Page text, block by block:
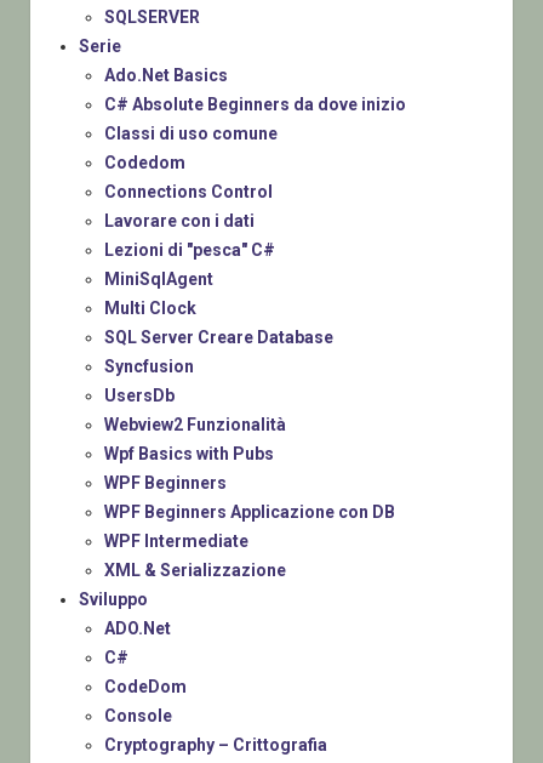
SQLSERVER
Serie
Ado.Net Basics
C# Absolute Beginners da dove inizio
Classi di uso comune
Codedom
Connections Control
Lavorare con i dati
Lezioni di "pesca" C#
MiniSqlAgent
Multi Clock
SQL Server Creare Database
Syncfusion
UsersDb
Webview2 Funzionalità
Wpf Basics with Pubs
WPF Beginners
WPF Beginners Applicazione con DB
WPF Intermediate
XML & Serializzazione
Sviluppo
ADO.Net
C#
CodeDom
Console
Cryptography – Crittografia